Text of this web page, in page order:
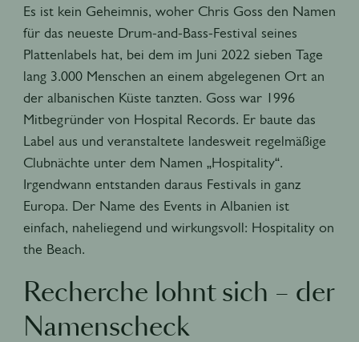
Es ist kein Geheimnis, woher Chris Goss den Namen
für das neueste Drum-and-Bass-Festival seines
Plattenlabels hat, bei dem im Juni 2022 sieben Tage
lang 3.000 Menschen an einem abgelegenen Ort an
der albanischen Küste tanzten. Goss war 1996
Mitbegründer von Hospital Records. Er baute das
Label aus und veranstaltete landesweit regelmäßige
Clubnächte unter dem Namen „Hospitality“.
Irgendwann entstanden daraus Festivals in ganz
Europa. Der Name des Events in Albanien ist
einfach, naheliegend und wirkungsvoll: Hospitality on
the Beach.
Recherche lohnt sich – der
Namenscheck